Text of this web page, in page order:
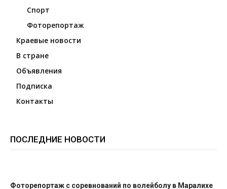
Спорт
Фоторепортаж
Краевые новости
В стране
Объявления
Подписка
Контакты
ПОСЛЕДНИЕ НОВОСТИ
Фоторепортаж с соревнований по волейболу в Маралихе